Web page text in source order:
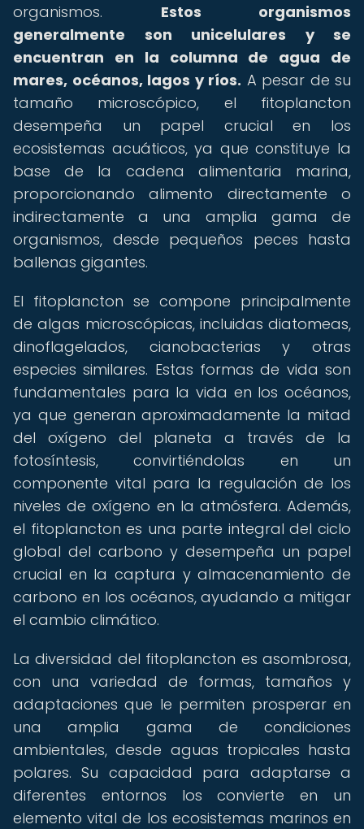
organismos. Estos organismos
generalmente son unicelulares y se
encuentran en la columna de agua de
mares, océanos, lagos y ríos. A pesar de su
tamaño microscópico, el fitoplancton
desempeña un papel crucial en los
ecosistemas acuáticos, ya que constituye la
base de la cadena alimentaria marina,
proporcionando alimento directamente o
indirectamente a una amplia gama de
organismos, desde pequeños peces hasta
ballenas gigantes.
El fitoplancton se compone principalmente
de algas microscópicas, incluidas diatomeas,
dinoflagelados, cianobacterias y otras
especies similares. Estas formas de vida son
fundamentales para la vida en los océanos,
ya que generan aproximadamente la mitad
del oxígeno del planeta a través de la
fotosíntesis, convirtiéndolas en un
componente vital para la regulación de los
niveles de oxígeno en la atmósfera. Además,
el fitoplancton es una parte integral del ciclo
global del carbono y desempeña un papel
crucial en la captura y almacenamiento de
carbono en los océanos, ayudando a mitigar
el cambio climático.
La diversidad del fitoplancton es asombrosa,
con una variedad de formas, tamaños y
adaptaciones que le permiten prosperar en
una amplia gama de condiciones
ambientales, desde aguas tropicales hasta
polares. Su capacidad para adaptarse a
diferentes entornos los convierte en un
elemento vital de los ecosistemas marinos en